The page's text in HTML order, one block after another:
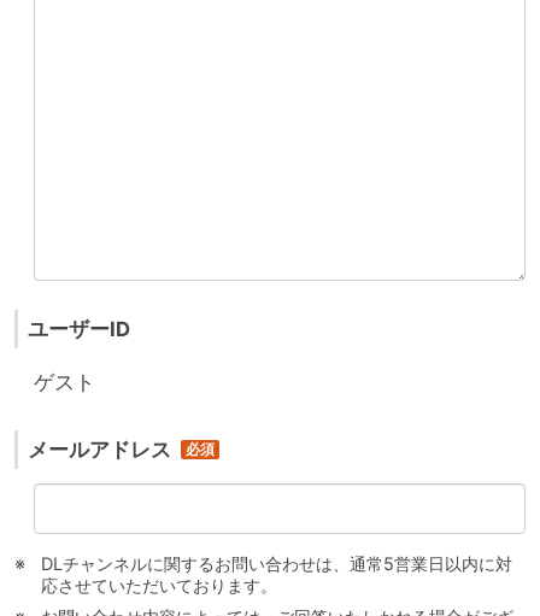
ユーザーID
ゲスト
メールアドレス
DLチャンネルに関するお問い合わせは、通常5営業日以内に対
応させていただいております。